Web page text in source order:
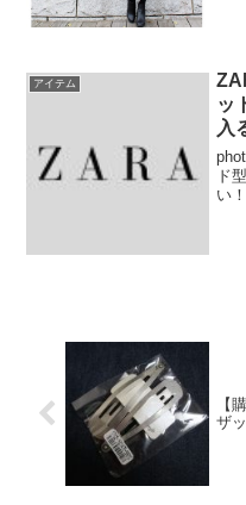
アイテム
ッ
入
ド
い
【
ザ